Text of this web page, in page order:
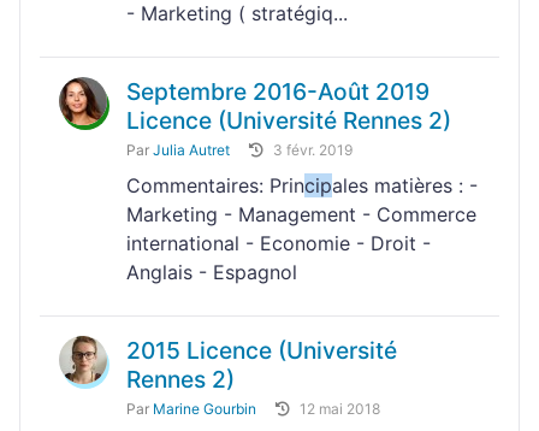
- Marketing ( stratégiq...
Septembre 2016-Août 2019
Licence (Université Rennes 2)
Par Julia Autret 3 févr. 2019
Commentaires: Principales matières : -
Marketing - Management - Commerce
international - Economie - Droit -
Anglais - Espagnol
2015 Licence (Université
Rennes 2)
Par Marine Gourbin 12 mai 2018